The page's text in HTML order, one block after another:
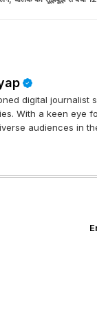
digital journalist
With a keen eye
audiences in